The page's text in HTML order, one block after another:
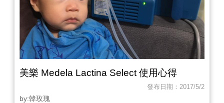
美樂 Medela Lactina Select 使用心得
發布日期：2017/5/2
by:韓玫瑰‎